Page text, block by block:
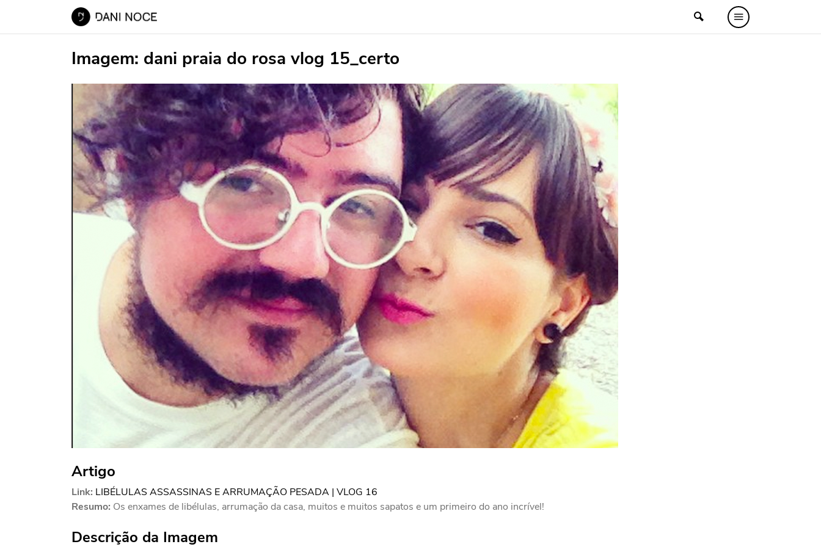
Imagem: dani praia do rosa vlog 15_certo
Artigo
Link: LIBÉLULAS ASSASSINAS E ARRUMAÇÃO PESADA | VLOG 16
Resumo: Os enxames de libélulas, arrumação da casa, muitos e muitos sapatos e um primeiro do ano incrível!
Descrição da Imagem